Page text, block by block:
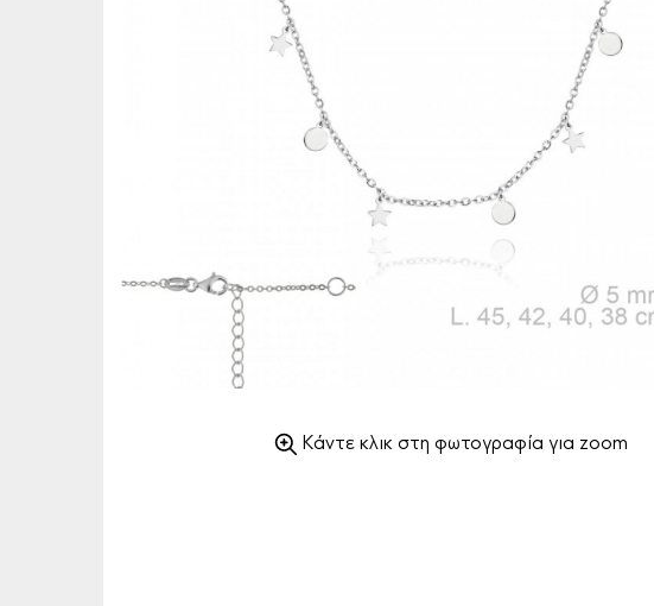
Κάντε κλικ στη φωτογραφία για zoom